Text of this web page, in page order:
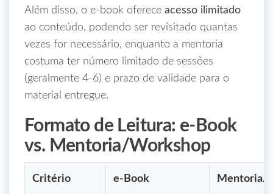
Além disso, o e‑book oferece acesso ilimitado
ao conteúdo, podendo ser revisitado quantas
vezes for necessário, enquanto a mentoria
costuma ter número limitado de sessões
(geralmente 4‑6) e prazo de validade para o
material entregue.
Formato de Leitura: e‑Book
vs. Mentoria/Workshop
Critério e‑Book Mentoria/